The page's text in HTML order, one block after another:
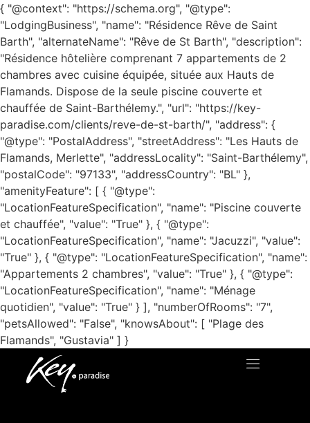
{ "@context": "https://schema.org", "@type":
"LodgingBusiness", "name": "Résidence Rêve de Saint
Barth", "alternateName": "Rêve de St Barth", "description":
"Résidence hôtelière comprenant 7 appartements de 2
chambres avec cuisine équipée, située aux Hauts de
Flamands. Dispose de la seule piscine couverte et
chauffée de Saint-Barthélemy.", "url": "https://key-
paradise.com/clients/reve-de-st-barth/", "address": {
"@type": "PostalAddress", "streetAddress": "Les Hauts de
Flamands, Merlette", "addressLocality": "Saint-Barthélemy",
"postalCode": "97133", "addressCountry": "BL" },
"amenityFeature": [ { "@type":
"LocationFeatureSpecification", "name": "Piscine couverte
et chauffée", "value": "True" }, { "@type":
"LocationFeatureSpecification", "name": "Jacuzzi", "value":
"True" }, { "@type": "LocationFeatureSpecification", "name":
"Appartements 2 chambres", "value": "True" }, { "@type":
"LocationFeatureSpecification", "name": "Ménage
quotidien", "value": "True" } ], "numberOfRooms": "7",
"petsAllowed": "False", "knowsAbout": [ "Plage des
Flamands", "Gustavia" ] }